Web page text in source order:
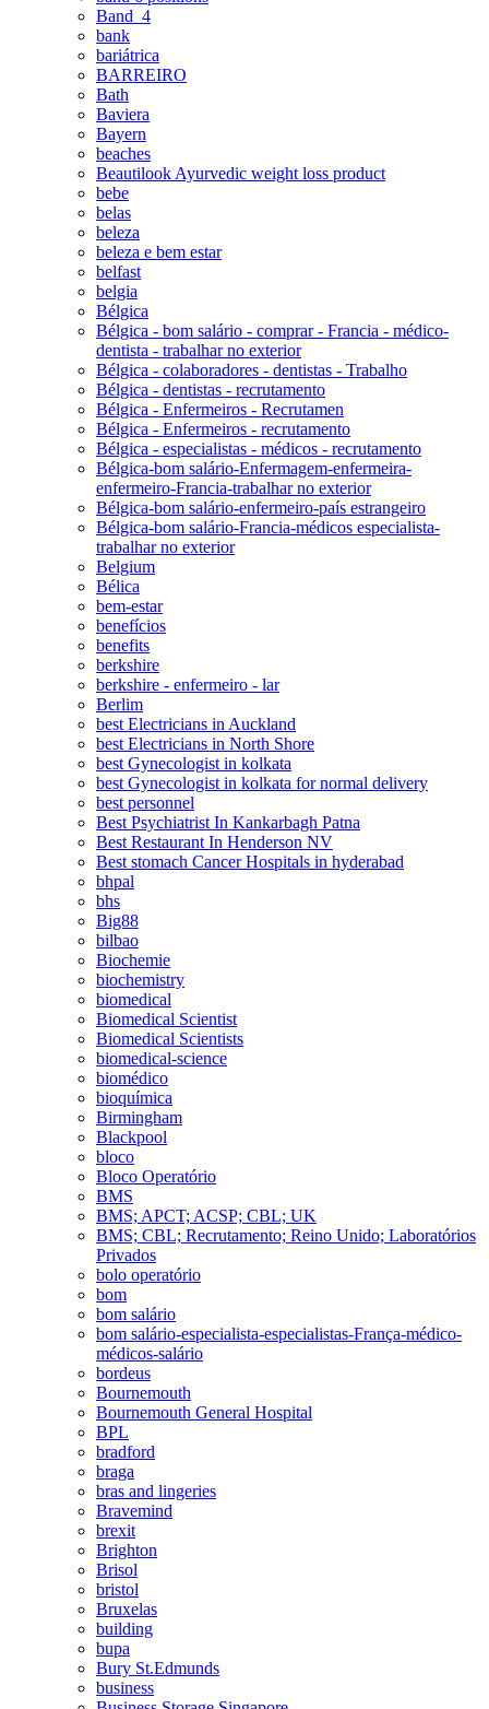
Band_4
bank
bariátrica
BARREIRO
Bath
Baviera
Bayern
beaches
Beautilook Ayurvedic weight loss product
bebe
belas
beleza
beleza e bem estar
belfast
belgia
Bélgica
Bélgica - bom salário - comprar - Francia - médico-
dentista - trabalhar no exterior
Bélgica - colaboradores - dentistas - Trabalho
Bélgica - dentistas - recrutamento
Bélgica - Enfermeiros - Recrutamen
Bélgica - Enfermeiros - recrutamento
Bélgica - especialistas - médicos - recrutamento
Bélgica-bom salário-Enfermagem-enfermeira-
enfermeiro-Francia-trabalhar no exterior
Bélgica-bom salário-enfermeiro-país estrangeiro
Bélgica-bom salário-Francia-médicos especialista-
trabalhar no exterior
Belgium
Bélica
bem-estar
benefícios
benefits
berkshire
berkshire - enfermeiro - lar
Berlim
best Electricians in Auckland
best Electricians in North Shore
best Gynecologist in kolkata
best Gynecologist in kolkata for normal delivery
best personnel
Best Psychiatrist In Kankarbagh Patna
Best Restaurant In Henderson NV
Best stomach Cancer Hospitals in hyderabad
bhpal
bhs
Big88
bilbao
Biochemie
biochemistry
biomedical
Biomedical Scientist
Biomedical Scientists
biomedical-science
biomédico
bioquímica
Birmingham
Blackpool
bloco
Bloco Operatório
BMS
BMS; APCT; ACSP; CBL; UK
BMS; CBL; Recrutamento; Reino Unido; Laboratórios
Privados
bolo operatório
bom
bom salário
bom salário-especialista-especialistas-França-médico-
médicos-salário
bordeus
Bournemouth
Bournemouth General Hospital
BPL
bradford
braga
bras and lingeries
Bravemind
brexit
Brighton
Brisol
bristol
Bruxelas
building
bupa
Bury St.Edmunds
business